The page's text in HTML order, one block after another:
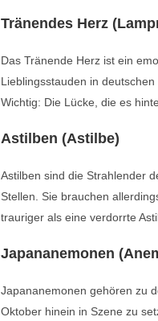
Tränendes Herz
Das Tränende Herz ist ein
Lieblingsstauden in
Wichtig: Die Lücke, die es
Astilben (Astilbe)
Astilben sind die Strahlender
Stellen. Sie brauchen
trauriger als eine verdorrte
Japananemonen
Japananemonen gehören zu
Oktober hinein in Szene zu